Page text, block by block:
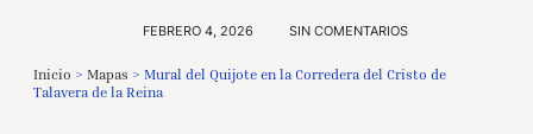
FEBRERO 4, 2026 SIN COMENTARIOS
Inicio > Mapas > Mural del Quijote en la Corredera del Cristo de
Talavera de la Reina